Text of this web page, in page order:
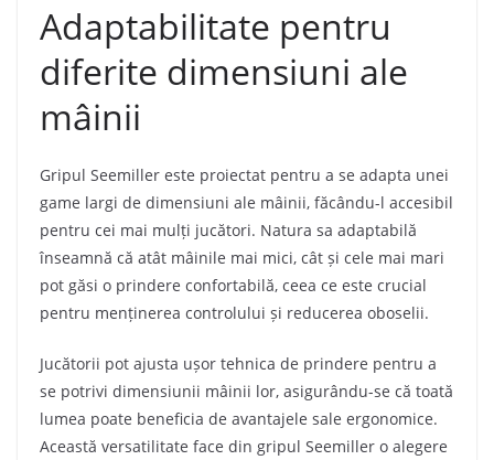
Adaptabilitate pentru
diferite dimensiuni ale
mâinii
Gripul Seemiller este proiectat pentru a se adapta unei
game largi de dimensiuni ale mâinii, făcându-l accesibil
pentru cei mai mulți jucători. Natura sa adaptabilă
înseamnă că atât mâinile mai mici, cât și cele mai mari
pot găsi o prindere confortabilă, ceea ce este crucial
pentru menținerea controlului și reducerea oboselii.
Jucătorii pot ajusta ușor tehnica de prindere pentru a
se potrivi dimensiunii mâinii lor, asigurându-se că toată
lumea poate beneficia de avantajele sale ergonomice.
Această versatilitate face din gripul Seemiller o alegere